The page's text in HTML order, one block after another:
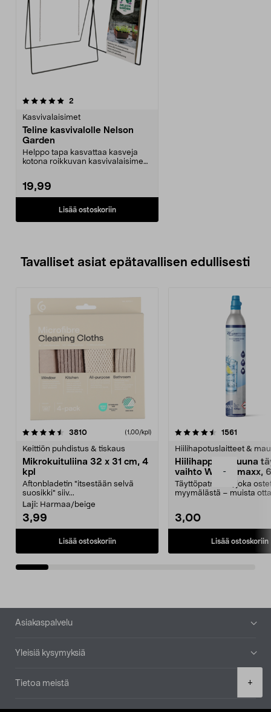
-
+
2
Kasvivalaisimet
Teline kasvivalolle Nelson
Garden
Helppo tapa kasvattaa kasveja
kotona roikkuvan kasvivalaisimen
19,99
Lisää ostoskoriin
Tavalliset asiat epätavallisen edullisesti
3810arvostelut (1,00/kpl)
Keittiön puhdistus & tiskaus
Mikrokuituliina 32 x 31 cm, 4
kpl
Aftonbladetin "itsestään selvä
suosikki" siiv...
Laji: Harmaa/beige
3,99
Lisää ostoskoriin
4.5viidestä
1561
Hiilihapotuslaitteet &
Hiilihappopatruuna
vaihto Wassermaxx,
Täyttöpatruuna, joka
myymälästä – muista
3,00
Lisää ostoskoriin
4.5viidestä
Alatunniste
Asiakaspalvelu
Yleisiä kysymyksiä
Tietoa meistä